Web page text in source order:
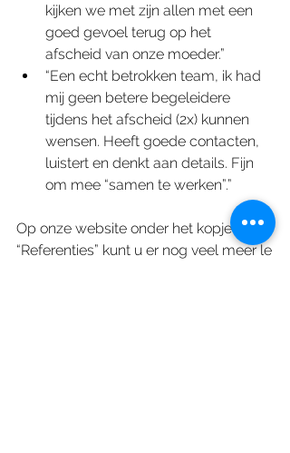
kijken we met zijn allen met een
goed gevoel terug op het
afscheid van onze moeder.”
“Een echt betrokken team, ik had
mij geen betere begeleidere
tijdens het afscheid (2x) kunnen
wensen. Heeft goede contacten,
luistert en denkt aan details. Fijn
om mee “samen te werken”.”
Op onze website onder het kopje
“Referenties” kunt u er nog veel meer le